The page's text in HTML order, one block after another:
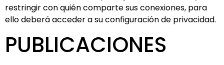
restringir con quién comparte sus conexiones, para
ello deberá acceder a su configuración de privacidad.
PUBLICACIONES